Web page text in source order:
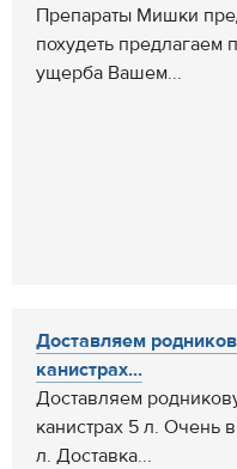
Препараты Мишки
похудеть предлагаем
ущерба Вашем...
Доставляем
канистрах...
Доставляем
канистрах 5 л. Очень
л. Доставка...